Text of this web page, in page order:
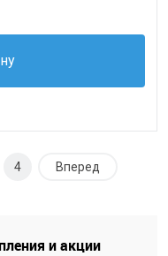
4 Вперед
и акции